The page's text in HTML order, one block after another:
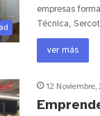
empresas
Técnica,
ver más
12